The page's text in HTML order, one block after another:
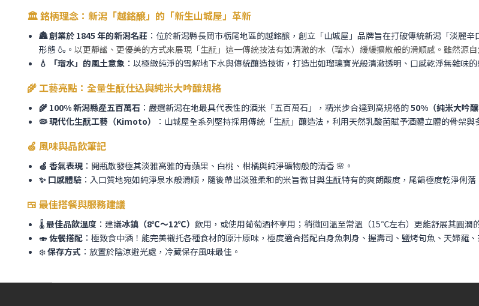
🏛️ 銘柄理念：新潟「越銘醸」的「新生山城屋」革新
🏯 創業於 1845 年的新潟名莊 ：位於新潟縣長岡市栃尾地區的越銘醸，創立「山城屋」品牌旨在打破傳統新潟「淡麗辛
形態 🍶。 以更靜謐、更優美的方式來展現「生酛」這一傳統技法有如清澈的水（瑠水）緩緩擴散般的滑順感。雖然源
💧 「瑠水」的風土意象 ：以極緻純淨的雪解地下水與傳統釀造技術，打造出如瑠璃寶光般清澈透明、口感乾淨無雜味的
🌾 工藝亮點：全量生酛仕込與純米大吟釀規格
🌾 100% 新潟縣產五百萬石 ：嚴選新潟在地最具代表性的酒米「五百萬石」，精米步合達到高規格的50%（純米大吟釀
🦠 現代化生酛工藝（Kimoto）
：山城屋全系列堅持採用傳統「生酛」釀造法，利用天然乳酸菌賦予酒體立體的骨架
🍏 風味與品飲筆記
🍏 香氣表現 ：開瓶散發極其淡雅高雅的青蘋果、白桃、柑橘與純淨礦物般的清香 🌸。
✨ 口感體驗 ：入口質地宛如純淨泉水般滑順，隨後帶出淡雅柔和的米旨微甘與生酛特有的爽朗酸度，尾韻極度乾淨俐
🍱 最佳搭餐與服務建議
🌡️最佳品飲溫度 ：建議冰鎮（8℃～12℃） 飲用，或使用葡萄酒杯享用；稍微回溫至常溫（15℃左右）更能舒展其圓潤
🍣佐餐搭配 ：極致食中酒！能完美襯托各種食材的原汁原味，極度適合搭配白身魚刺身、握壽司、鹽烤旬魚、天婦羅
❄️保存方式 ：放置於陰涼避光處，冷藏保存風味最佳。